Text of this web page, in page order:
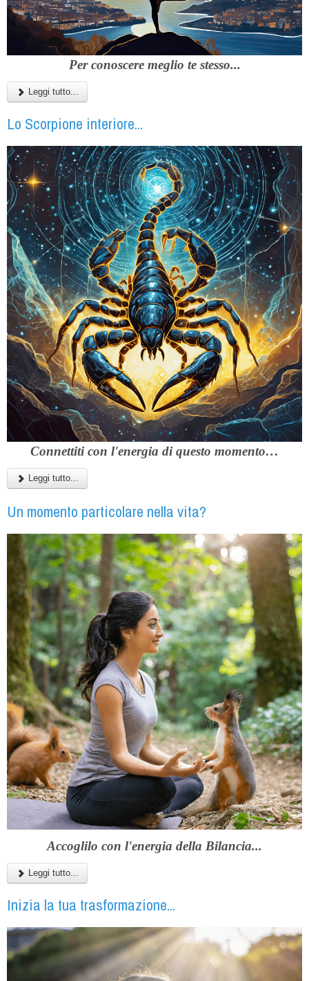
Per conoscere meglio te stesso...
Leggi tutto...
Lo Scorpione interiore...
Connettiti con l'energia di questo momento…
Leggi tutto...
Un momento particolare nella vita?
Accoglilo con l'energia della Bilancia...
Leggi tutto...
Inizia la tua trasformazione...